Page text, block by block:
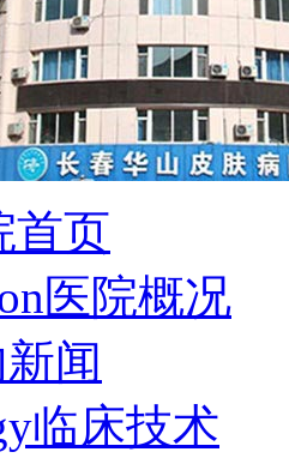
首页
医院概况
闻
临床技术